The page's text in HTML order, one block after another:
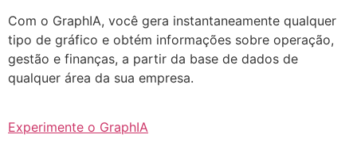
Com o GraphIA, você gera instantaneamente qualquer
tipo de gráfico e obtém informações sobre operação,
gestão e finanças, a partir da base de dados de
qualquer área da sua empresa.
Experimente o GraphIA